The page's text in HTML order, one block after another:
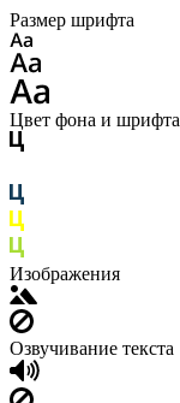
Размер шрифта
Цвет фона и шрифта
Изображения
Озвучивание текста